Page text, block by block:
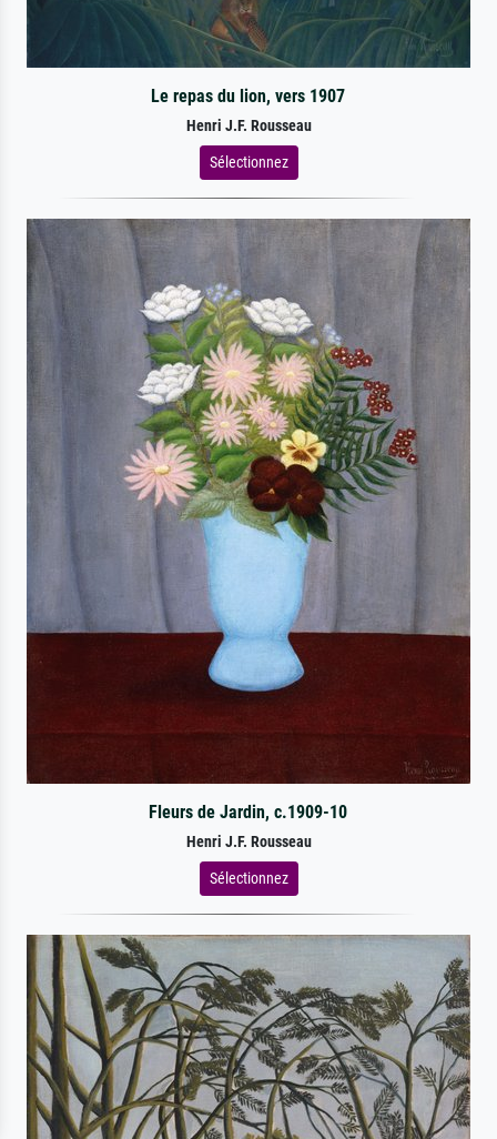
Le repas du lion, vers 1907
Henri J.F. Rousseau
Sélectionnez
Fleurs de Jardin, c.1909-10
Henri J.F. Rousseau
Sélectionnez